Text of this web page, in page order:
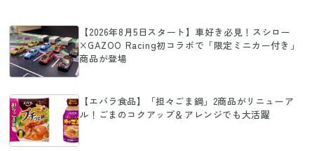
【2026年8月5日スタート】車好き必見！スシロー
×GAZOO Racing初コラボで「限定ミニカー付き」
商品が登場
【エバラ食品】「担々ごま鍋」2商品がリニューア
ル！ごまのコクアップ＆アレンジでも大活躍